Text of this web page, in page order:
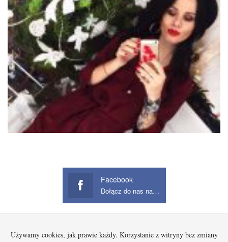
Facebook
Dołącz do nas na Facebook
Startowa Kobieta Dziecko Mężczyzna
Beauty
Używamy cookies, jak prawie każdy. Korzystanie z witryny bez zmiany